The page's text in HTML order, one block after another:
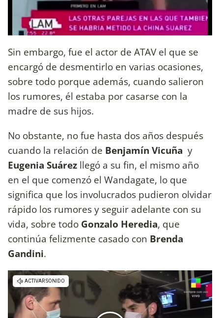
Sin embargo, fue el actor de ATAV el que se
encargó de desmentirlo en varias ocasiones,
sobre todo porque además, cuando salieron
los rumores, él estaba por casarse con la
madre de sus hijos.
No obstante, no fue hasta dos años después
cuando la relación de Benjamín Vicuña y
Eugenia Suárez llegó a su fin, el mismo año
en el que comenzó el Wandagate, lo que
significa que los involucrados pudieron olvidar
rápido los rumores y seguir adelante con su
vida, sobre todo Gonzalo Heredia, que
continúa felizmente casado con Brenda
Gandini.